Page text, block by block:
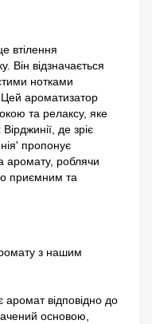
втілення
Він відзначається
нотками
Цей ароматизатор
та релаксу, яке
де зріє
пропонує
аромату, роблячи
приємним та
з нашим
відповідно до
основою,